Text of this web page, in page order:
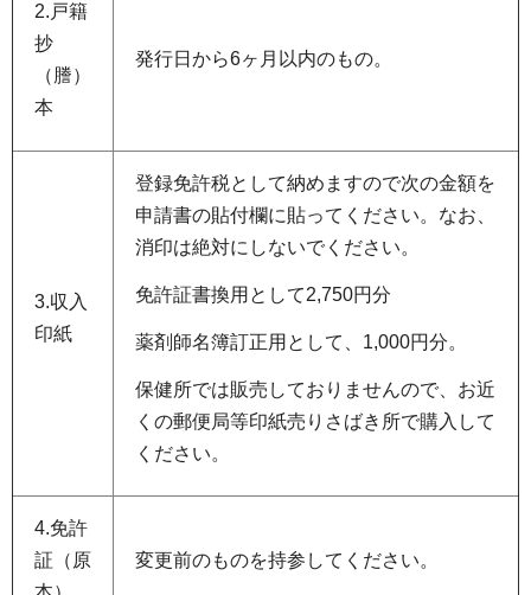
2.戸籍
抄
（謄）
本
発行日から6ヶ月以内のもの。
3.収入
印紙
登録免許税として納めますので次の金額を
申請書の貼付欄に貼ってください。なお、
消印は絶対にしないでください。
免許証書換用として2,750円分
薬剤師名簿訂正用として、1,000円分。
保健所では販売しておりませんので、お近
くの郵便局等印紙売りさばき所で購入して
ください。
4.免許
証（原
変更前のものを持参してください。